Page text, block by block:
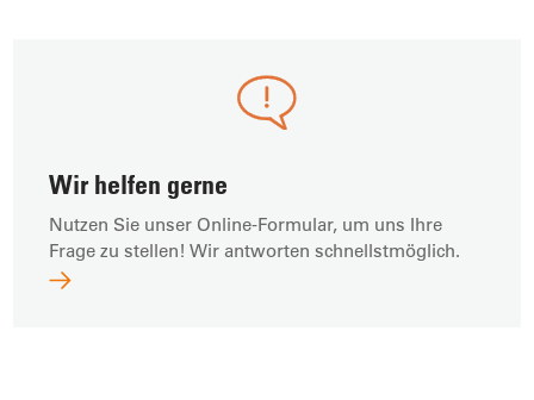
Wir helfen gerne
Nutzen Sie unser Online-Formular, um uns Ihre
Frage zu stellen! Wir antworten schnellstmöglich.